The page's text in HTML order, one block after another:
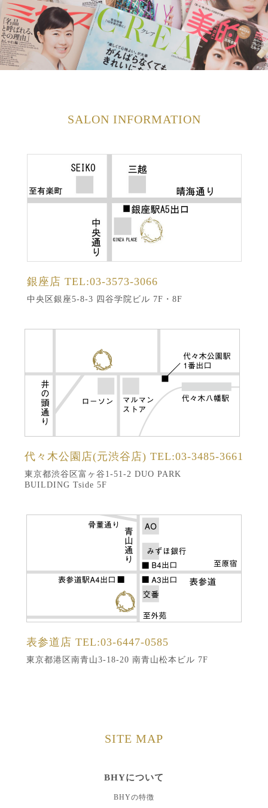
SALON INFORMATION
銀座店 TEL:03-3573-3066
中央区銀座5-8-3 四谷学院ビル 7F・8F
代々木公園店(元渋谷店) TEL:03-3485-3661
東京都渋谷区富ヶ谷1-51-2 DUO PARK
BUILDING Tside 5F
表参道店 TEL:03-6447-0585
東京都港区南青山3-18-20 南青山松本ビル 7F
SITE MAP
BHYについて
BHYの特徴